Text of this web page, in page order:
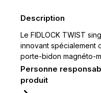
Description
Le FIDLOCK TWIST
innovant spécialement
porte-bidon magnéto-
Personne
produit